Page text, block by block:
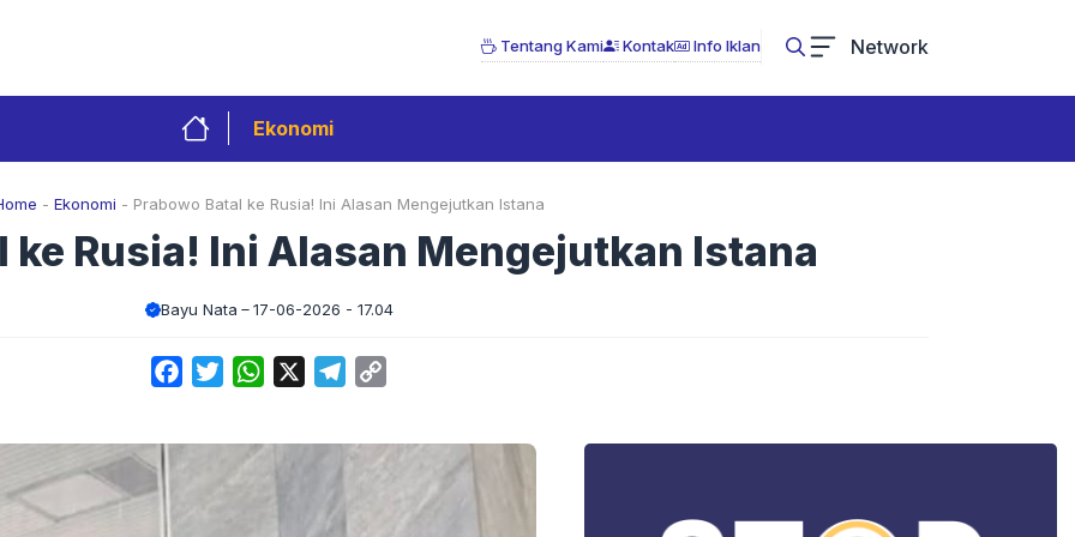
Tentang Kami Kontak Info Iklan Network
Ekonomi
- Ekonomi - Prabowo Batal ke Rusia! Ini Alasan Mengejutkan Istana
ke Rusia! Ini Alasan Mengejutkan Istana
Bayu Nata 17-06-2026 - 17.04
FacebookTwitterWhatsApp Telegram